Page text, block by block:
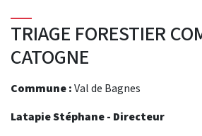
TRIAGE FORESTIER
CATOGNE
Commune :Val de Bagnes
Latapie Stéphane - Directeur